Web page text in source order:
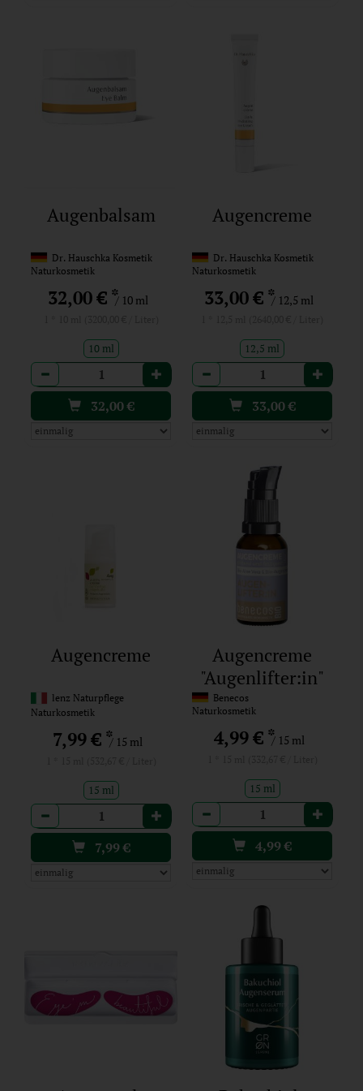
Augenbalsam
Dr. Hauschka Kosmetik
Naturkosmetik
32,00 €*/ 10 ml
10 ml
Anzahl
32,00€
Augencreme
Dr. Hauschka Kosmetik
Naturkosmetik
33,00 € */ 12,5 ml
12,5 ml
Anzahl
33,00€
Augencreme
lenz Naturpflege
Naturkosmetik
7,99 € */ 15 ml
15 ml
Anzahl
7,99€
Augencreme
"Augenlifter:in"
Benecos
Naturkosmetik
4,99 €*/ 15 ml
15 ml
Anzahl
4,99€